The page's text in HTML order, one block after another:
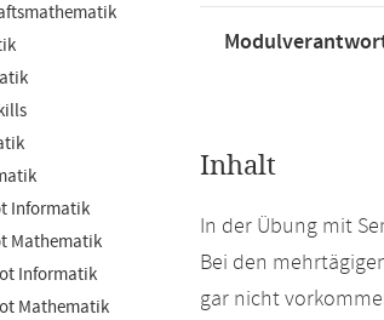
Informatik
Mathematik
Informatik
Mathematik
Inhalt
In der Übung mit
Bei den
gar nicht